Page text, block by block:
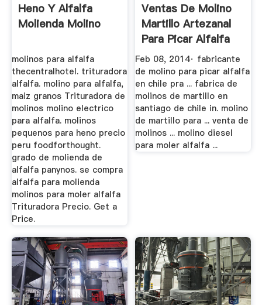
Heno Y Alfalfa
Molienda Molino
molinos para alfalfa
thecentralhotel. trituradora
alfalfa. molino para alfalfa,
maiz granos Trituradora de
molinos molino electrico
para alfalfa. molinos
pequenos para heno precio
peru foodforthought.
grado de molienda de
alfalfa panynos. se compra
alfalfa para molienda
molinos para moler alfalfa
Trituradora Precio. Get a
Price.
Ventas De Molino
Martillo Artezanal
Para Picar Alfalfa
En ...
Feb 08, 2014· fabricante
de molino para picar alfalfa
en chile pra ... fabrica de
molinos de martillo en
santiago de chile in. molino
de martillo para ... venta de
molinos ... molino diesel
para moler alfalfa ...